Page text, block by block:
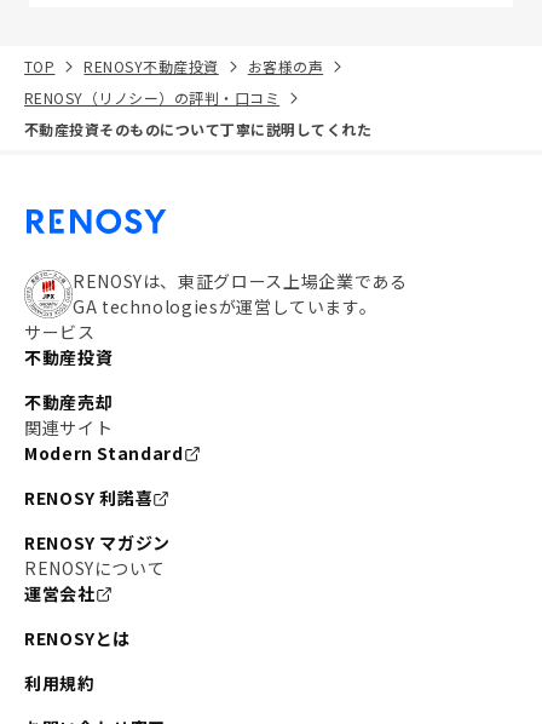
TOP RENOSY不動産投資
お客様の声
RENOSY（リノシー）の評判・口コミ
不動産投資そのものについて丁寧に説明してくれた
RENOSYは、東証グロース上場企業である
GA technologiesが運営しています。
サービス
不動産投資
不動産売却
関連サイト
Modern Standard
RENOSY 利諾喜
RENOSY マガジン
RENOSYについて
運営会社
RENOSYとは
利用規約